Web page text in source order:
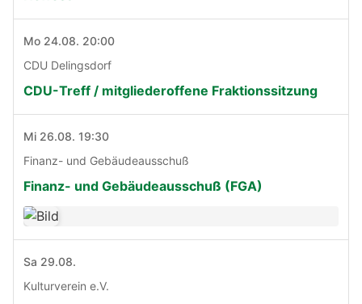
Mo 24.08. 20:00
CDU Delingsdorf
CDU-Treff / mitgliederoffene Fraktionssitzung
Mi 26.08. 19:30
Finanz- und Gebäudeausschuß
Finanz- und Gebäudeausschuß (FGA)
Sa 29.08.
Kulturverein e.V.